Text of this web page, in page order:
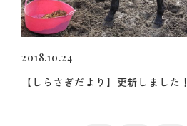
2018.10.24
【しらさぎだより】更新しました！